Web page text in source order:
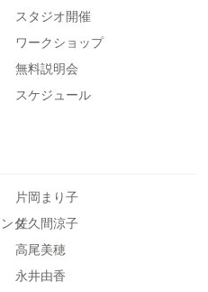
スタジオ開催
ワークショップ
無料説明会
スケジュール
片岡まり子
ダ
佐久間涼子
高尾美穂
永井由香